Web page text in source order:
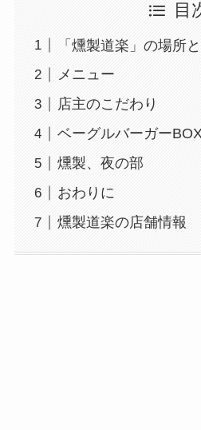
目
「燻製道楽」の場所
メニュー
店主のこだわり
ベーグルバーガー
燻製、夜の部
おわりに
燻製道楽の店舗情報